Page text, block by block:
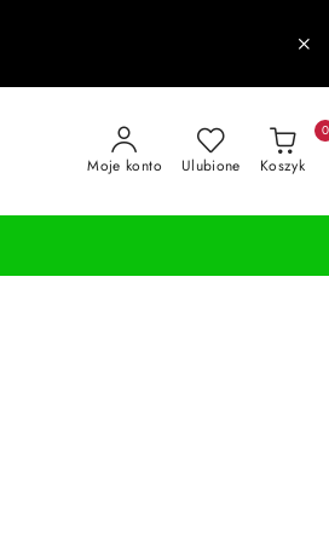
Moje konto Ulubione Koszyk
0